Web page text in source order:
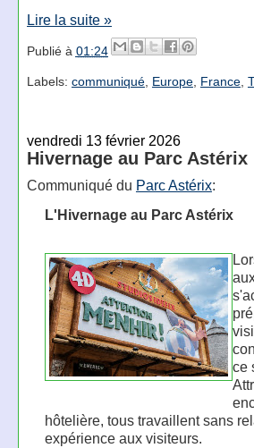
Lire la suite »
Publié à 01:24
Labels: communiqué, Europe, France,
vendredi 13 février 2026
Hivernage au Parc Astérix
Communiqué du Parc Astérix:
L'Hivernage au Parc Astérix
ce
hôtelière, tous travaillent sans
expérience aux visiteurs.